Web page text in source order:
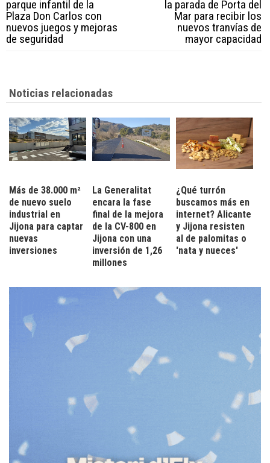
parque infantil de la
Plaza Don Carlos con
nuevos juegos y mejoras
de seguridad
la parada de Porta del
Mar para recibir los
nuevos tranvías de
mayor capacidad
Noticias relacionadas
Más de 38.000 m²
de nuevo suelo
industrial en
Jijona para captar
nuevas
inversiones
La Generalitat
encara la fase
final de la mejora
de la CV-800 en
Jijona con una
inversión de 1,26
millones
¿Qué turrón
buscamos más en
internet? Alicante
y Jijona resisten
al de palomitas o
'nata y nueces'